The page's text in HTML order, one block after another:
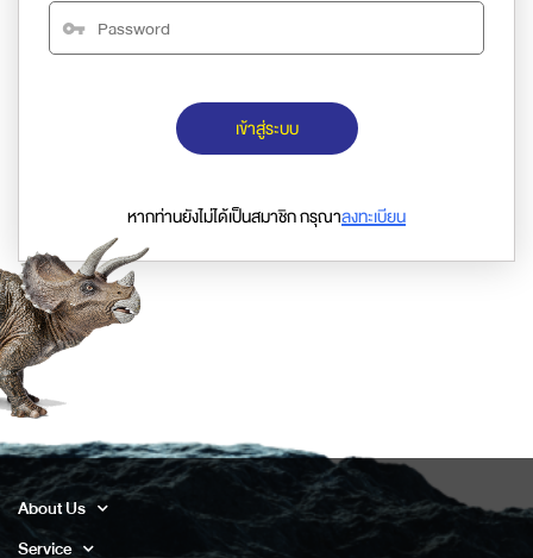
เข้าสู่ระบบ
หากท่านยังไม่ได้เป็นสมาชิก กรุณาลงทะเบียน
About Us
Service